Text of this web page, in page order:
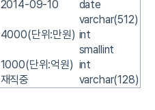
2014-09-10
date
varchar(512)
4000(단위:만원) int
smallint
1000(단위:억원) int
재직중 varchar(128)